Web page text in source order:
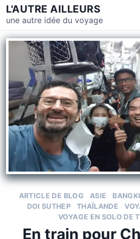
L'AUTRE AILLEURS
une autre idée du voyage
ARTICLE DE BLOG ASIE
DOI SUTHEP
THAÏLANDE
VOYAGE EN SOLO DE
En train pour